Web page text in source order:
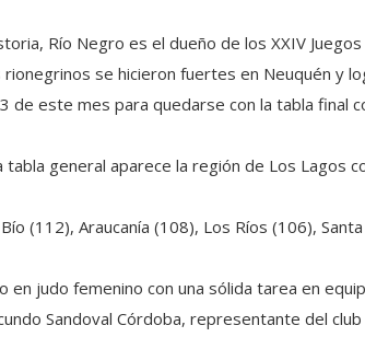
Río Negro es el dueño de los XXIV
rionegrinos se hicieron fuertes en Neuquén y
de este mes para quedarse con la tabla final
general aparece la región de Los Lagos
(112), Araucanía (108), Los Ríos (106),
en judo femenino con una sólida tarea en
Sandoval Córdoba, representante del